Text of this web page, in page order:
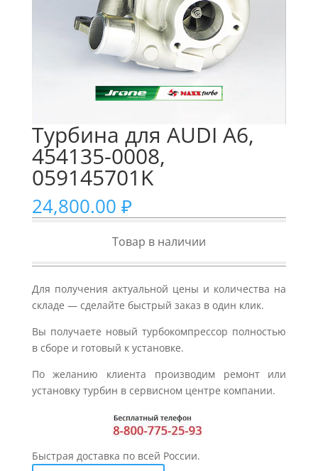
Турбина для AUDI A6,
454135-0008,
059145701K
24,800.00 ₽
Товар в наличии
Для получения актуальной цены и количества на
складе — сделайте быстрый заказ в один клик.
Вы получаете новый турбокомпрессор полностью
в сборе и готовый к установке.
По желанию клиента производим ремонт или
установку турбин в сервисном центре компании.
Быстрая доставка по всей России.